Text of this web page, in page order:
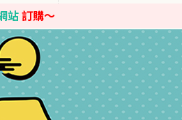
站訂購～